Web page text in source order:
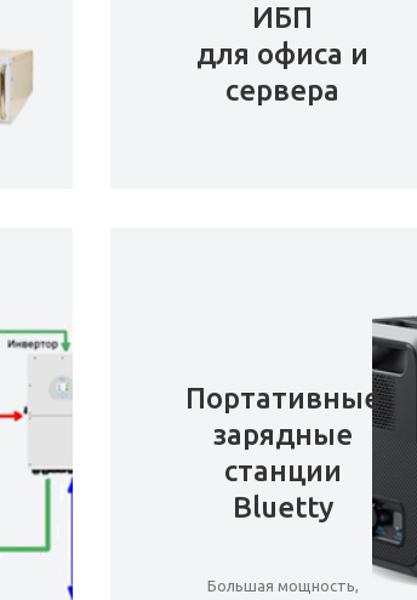
ИБП
для офиса и
сервера
Портативные
зарядные
станции
Bluetty
Большая мощность,